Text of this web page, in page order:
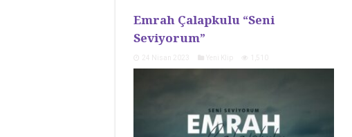
Emrah Çalapkulu “Seni
Seviyorum”